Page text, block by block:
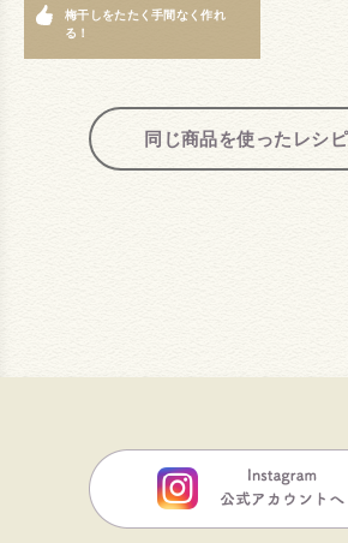
梅干しをたたく手間なく作れ
る！
同じ商品を使ったレシ